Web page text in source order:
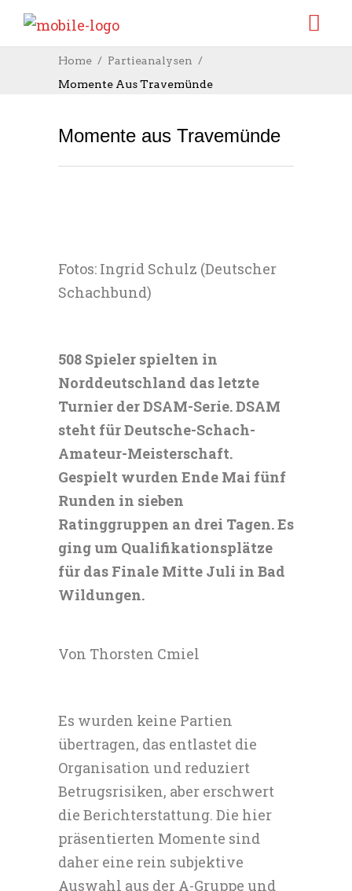
Home
Partieanalysen
Momente Aus Travemünde
Momente aus Travemünde
Fotos: Ingrid Schulz (Deutscher
Schachbund)
508 Spieler spielten in
Norddeutschland das letzte
Turnier der DSAM-Serie. DSAM
steht für Deutsche-Schach-
Amateur-Meisterschaft.
Gespielt wurden Ende Mai fünf
Runden in sieben
Ratinggruppen an drei Tagen. Es
ging um Qualifikationsplätze
für das Finale Mitte Juli in Bad
Wildungen.
Von Thorsten Cmiel
Es wurden keine Partien
übertragen, das entlastet die
Organisation und reduziert
Betrugsrisiken, aber erschwert
die Berichterstattung. Die hier
präsentierten Momente sind
daher eine rein subjektive
Auswahl aus der A-Gruppe und